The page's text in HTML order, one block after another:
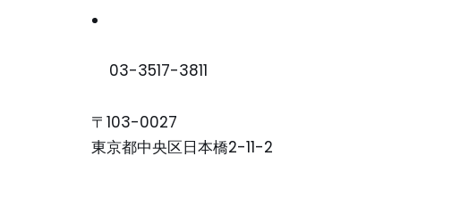
03-3517-3811
〒103-0027
東京都中央区日本橋2-11-2